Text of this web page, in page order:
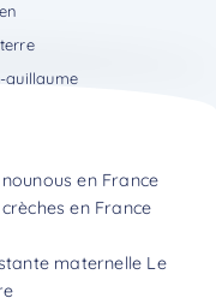
guillaume
en France
en France
maternelle Le